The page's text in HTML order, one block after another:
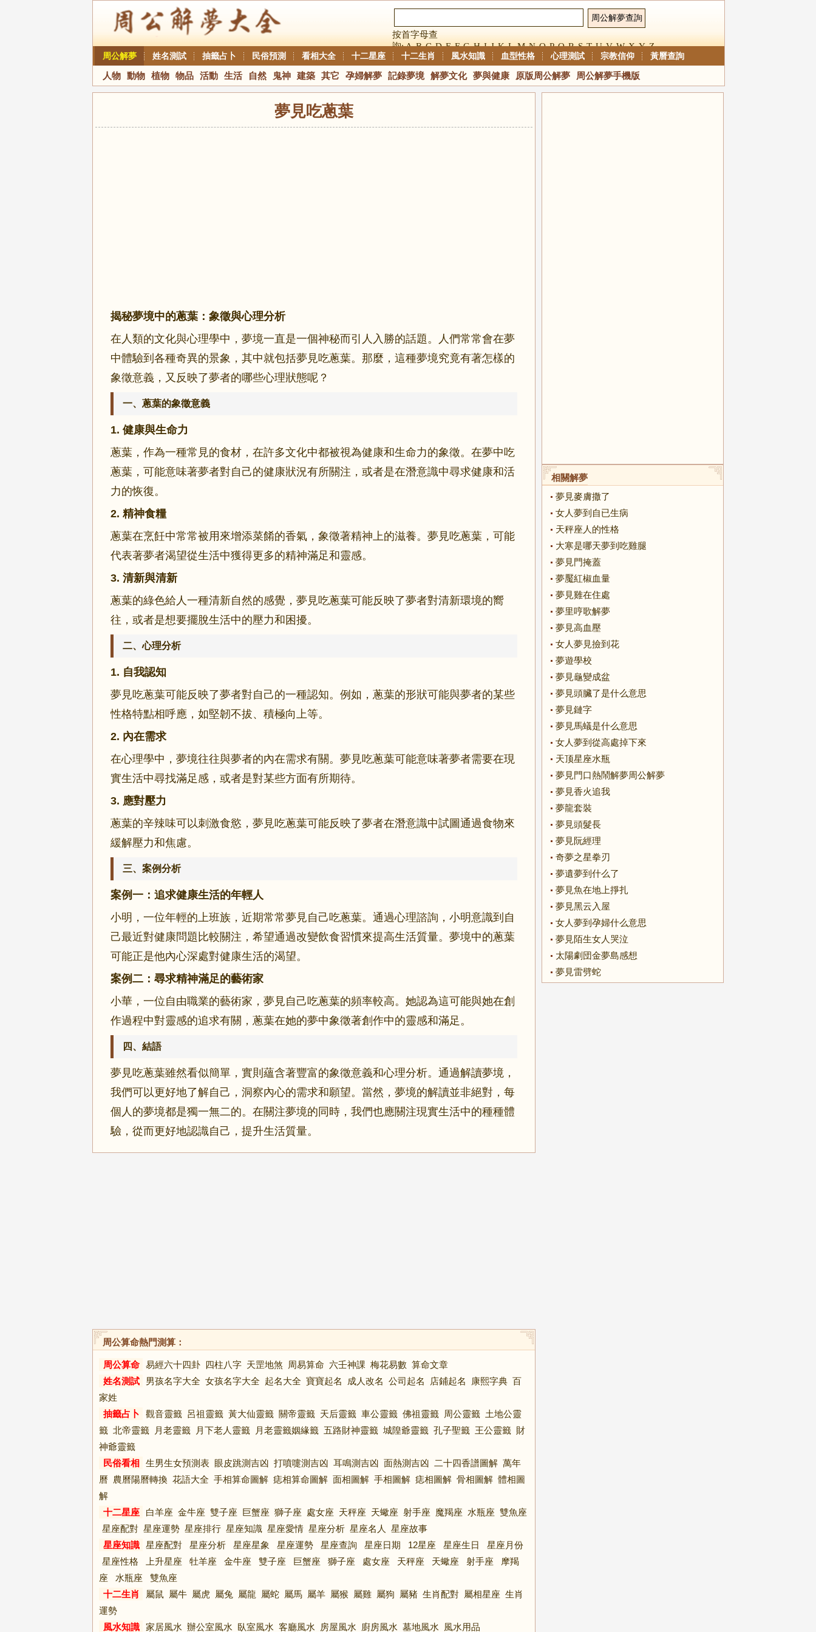
按首字母查
詢:A B C D E F G H I J K L M N O P Q R S T U V W X Y Z
周公解夢
姓名測試 抽籤占卜 民俗預測 看相大全 十二星座 十二生肖 風水知識 血型性格 心理測試 宗教信仰 黃曆查詢
人物 動物 植物 物品 活動 生活 自然 鬼神 建築 其它 孕婦解夢 記錄夢境 解夢文化 夢與健康 原版周公解夢 周公解夢手機版
夢見吃蔥葉
揭秘夢境中的蔥葉：象徵與心理分析
在人類的文化與心理學中，夢境一直是一個神秘而引人入勝的話題。人們常常會在夢
中體驗到各種奇異的景象，其中就包括夢見吃蔥葉。那麼，這種夢境究竟有著怎樣的
象徵意義，又反映了夢者的哪些心理狀態呢？
一、蔥葉的象徵意義
1. 健康與生命力
蔥葉，作為一種常見的食材，在許多文化中都被視為健康和生命力的象徵。在夢中吃
蔥葉，可能意味著夢者對自己的健康狀況有所關注，或者是在潛意識中尋求健康和活
力的恢復。
2. 精神食糧
蔥葉在烹飪中常常被用來增添菜餚的香氣，象徵著精神上的滋養。夢見吃蔥葉，可能
代表著夢者渴望從生活中獲得更多的精神滿足和靈感。
3. 清新與清新
蔥葉的綠色給人一種清新自然的感覺，夢見吃蔥葉可能反映了夢者對清新環境的嚮
往，或者是想要擺脫生活中的壓力和困擾。
二、心理分析
1. 自我認知
夢見吃蔥葉可能反映了夢者對自己的一種認知。例如，蔥葉的形狀可能與夢者的某些
性格特點相呼應，如堅韌不拔、積極向上等。
2. 內在需求
在心理學中，夢境往往與夢者的內在需求有關。夢見吃蔥葉可能意味著夢者需要在現
實生活中尋找滿足感，或者是對某些方面有所期待。
3. 應對壓力
蔥葉的辛辣味可以刺激食慾，夢見吃蔥葉可能反映了夢者在潛意識中試圖通過食物來
緩解壓力和焦慮。
三、案例分析
案例一：追求健康生活的年輕人
小明，一位年輕的上班族，近期常常夢見自己吃蔥葉。通過心理諮詢，小明意識到自
己最近對健康問題比較關注，希望通過改變飲食習慣來提高生活質量。夢境中的蔥葉
可能正是他內心深處對健康生活的渴望。
案例二：尋求精神滿足的藝術家
小華，一位自由職業的藝術家，夢見自己吃蔥葉的頻率較高。她認為這可能與她在創
作過程中對靈感的追求有關，蔥葉在她的夢中象徵著創作中的靈感和滿足。
四、結語
夢見吃蔥葉雖然看似簡單，實則蘊含著豐富的象徵意義和心理分析。通過解讀夢境，
我們可以更好地了解自己，洞察內心的需求和願望。當然，夢境的解讀並非絕對，每
個人的夢境都是獨一無二的。在關注夢境的同時，我們也應關注現實生活中的種種體
驗，從而更好地認識自己，提升生活質量。
周公算命熱門測算：
周公算命 易經六十四卦 四柱八字 天罡地煞 周易算命 六壬神課 梅花易數 算命文章
姓名測試
男孩名字大全 女孩名字大全 起名大全 寶寶起名 成人改名 公司起名 店鋪起名 康熙字典 百
家姓
抽籤占卜
觀音靈籤 呂祖靈籤 黃大仙靈籤 關帝靈籤 天后靈籤 車公靈籤 佛祖靈籤 周公靈籤 土地公靈
籤 北帝靈籤 月老靈籤 月下老人靈籤 月老靈籤姻緣籤 五路財神靈籤 城隍爺靈籤 孔子聖籤 王公靈籤 財
神爺靈籤
民俗看相
生男生女預測表 眼皮跳測吉凶 打噴嚏測吉凶 耳鳴測吉凶 面熱測吉凶 二十四香譜圖解 萬年
曆 農曆陽曆轉換 花語大全 手相算命圖解 痣相算命圖解 面相圖解 手相圖解 痣相圖解 骨相圖解 體相圖
解
十二星座
白羊座 金牛座 雙子座 巨蟹座 獅子座 處女座 天秤座 天蠍座 射手座 魔羯座 水瓶座 雙魚座
星座配對 星座運勢 星座排行 星座知識 星座愛情 星座分析 星座名人
星座故事
星座知識 星座配對 星座分析 星座星象 星座運勢 星座查詢 星座日期 12星座 星座生日
星座月份
星座性格
上升星座 牡羊座 金牛座 雙子座 巨蟹座 獅子座 處女座 天秤座 天蠍座 射手座
摩羯
座
水瓶座
雙魚座
十二生肖
屬鼠 屬牛 屬虎 屬兔 屬龍 屬蛇 屬馬 屬羊 屬猴 屬雞 屬狗 屬豬 生肖配對 屬相星座 生肖
運勢
風水知識 家居風水 辦公室風水 臥室風水 客廳風水 房屋風水 廚房風水 墓地風水 風水用品
相關解夢
夢見麥膚撒了
女人夢到自已生病
天秤座人的性格
大寒是哪天夢到吃雞腿
夢見門掩蓋
夢魘紅椒血量
夢見雞在住處
夢里哼歌解夢
夢見高血壓
女人夢見撿到花
夢遊學校
夢見龜變成盆
夢見頭臟了是什么意思
夢見鏈字
夢見馬蟻是什么意思
女人夢到從高處掉下來
天顶星座水瓶
夢見門口熱鬧解夢周公解夢
夢見香火追我
夢龍套裝
夢見頭髮長
夢見阮經理
奇夢之星拳刃
夢遺夢到什么了
夢見魚在地上掙扎
夢見黑云入屋
女人夢到孕婦什么意思
夢見陌生女人哭泣
太陽劇団金夢島感想
夢見雷劈蛇